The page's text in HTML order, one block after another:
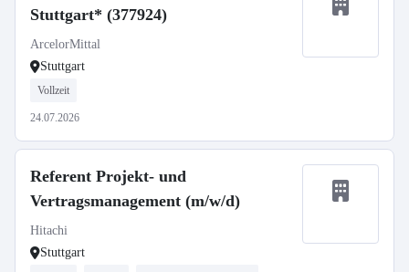
Stuttgart* (377924)
ArcelorMittal
Stuttgart
Vollzeit
24.07.2026
Referent Projekt- und
Vertragsmanagement (m/w/d)
Hitachi
Stuttgart